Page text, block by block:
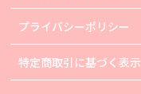
プライバシーポリシー
特定商取引に基づく表示